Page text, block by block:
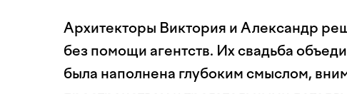
Архитекторы Виктория и Александр
без помощи агентств. Их свадьба
была наполнена глубоким смыслом,